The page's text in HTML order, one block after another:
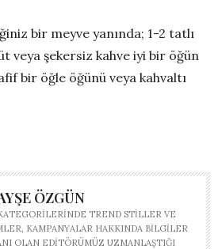
bir meyve yanında; 1-2 tatlı
veya şekersiz kahve iyi bir öğün
bir öğle öğünü veya kahvaltı
ÖZGÜN
TREND STILLER VE
KAMPANYALAR HAKKINDA BILGILER
OLAN EDITÖRÜMÜZ UZMANLAŞTIĞI